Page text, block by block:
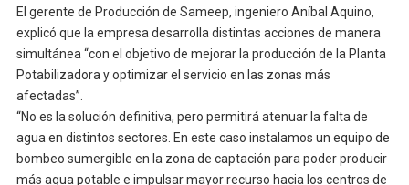
El gerente de Producción de Sameep, ingeniero Aníbal Aquino,
explicó que la empresa desarrolla distintas acciones de manera
simultánea “con el objetivo de mejorar la producción de la Planta
Potabilizadora y optimizar el servicio en las zonas más
afectadas”.
“No es la solución definitiva, pero permitirá atenuar la falta de
agua en distintos sectores. En este caso instalamos un equipo de
bombeo sumergible en la zona de captación para poder producir
más agua potable e impulsar mayor recurso hacia los centros de